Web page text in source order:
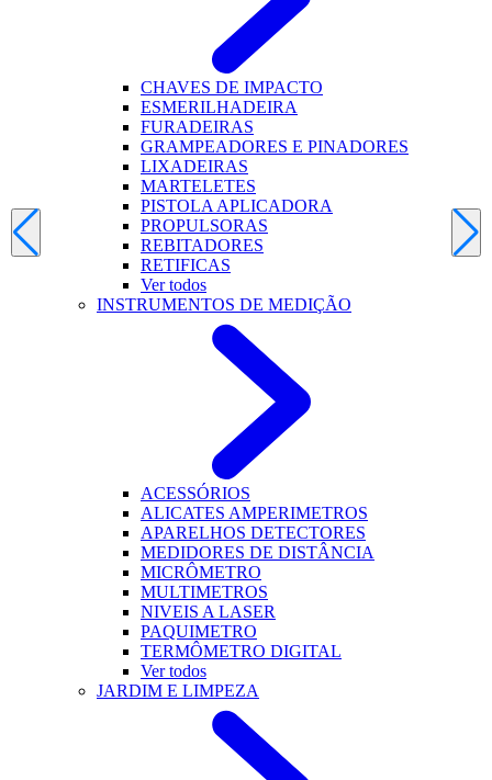
CHAVES DE IMPACTO
ESMERILHADEIRA
FURADEIRAS
GRAMPEADORES E PINADORES
LIXADEIRAS
MARTELETES
PISTOLA APLICADORA
PROPULSORAS
REBITADORES
RETIFICAS
Ver todos
INSTRUMENTOS DE MEDIÇÃO
ACESSÓRIOS
ALICATES AMPERIMETROS
APARELHOS DETECTORES
MEDIDORES DE DISTÂNCIA
MICRÔMETRO
MULTIMETROS
NIVEIS A LASER
PAQUIMETRO
TERMÔMETRO DIGITAL
Ver todos
JARDIM E LIMPEZA